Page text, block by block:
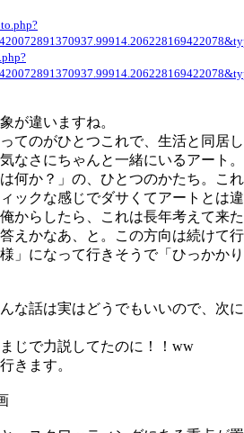
が違いますね。
てのがひとつこれで、生活と同居し
なさにちゃんと一緒にいるアート。
何か？」の、ひとつのかたち。これ
ックな感じでダサくてアートとは違
からしたら、これは長年考えて来た
えかなあ、と。この方向は続けて行
」になって行きそうで「ひっかかり
な話は実はどうでもいいので、次に
じで力説してたのに！！ww
きます。